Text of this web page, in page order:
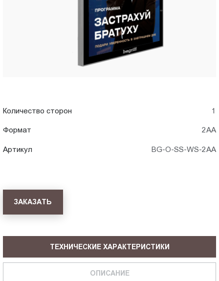
Количество сторон 1
Формат 2АА
Артикул BG-O-SS-WS-2AA
ЗАКАЗАТЬ
ТЕХНИЧЕСКИЕ ХАРАКТЕРИСТИКИ
ОПИСАНИЕ